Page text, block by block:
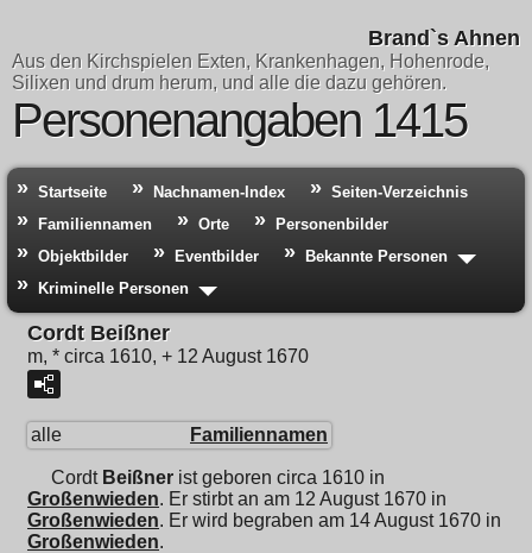
Brand`s Ahnen
Aus den Kirchspielen Exten, Krankenhagen, Hohenrode,
Silixen und drum herum, und alle die dazu gehören.
Personenangaben 1415
Startseite Nachnamen-Index
Seiten-Verzeichnis
Familiennamen
Orte
Personenbilder
Objektbilder
Eventbilder
Bekannte Personen
Kriminelle Personen
Cordt Beißner
m, * circa 1610, + 12 August 1670
alle Familiennamen
Cordt Beißner ist geboren circa 1610 in
Großenwieden. Er stirbt an am 12 August 1670 in
Großenwieden. Er wird begraben am 14 August 1670 in
Großenwieden.